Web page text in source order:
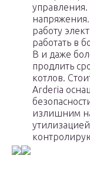
работу
работать в
В и даже
продлить
котлов.
Arderia
излишним